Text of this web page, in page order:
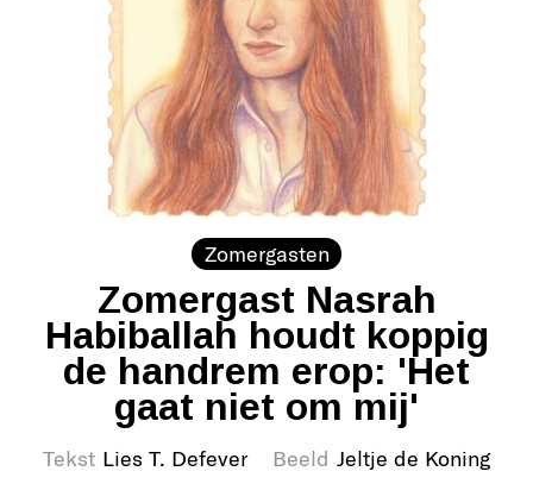
Zomergasten
Zomergast Nasrah
Habiballah houdt koppig
de handrem erop: 'Het
gaat niet om mij'
Tekst Lies T. Defever Beeld Jeltje de Koning